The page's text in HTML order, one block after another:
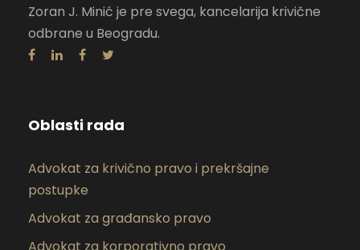
Zoran J. Minić je pre svega, kancelarija krivične
odbrane u Beogradu.
Oblasti rada
Advokat za krivično pravo i prekršajne
postupke
Advokat za građansko pravo
Advokat za korporativno pravo